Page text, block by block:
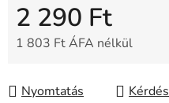
2 290 Ft
1 803 Ft ÁFA nélkül
Nyomtatás
Kérdés